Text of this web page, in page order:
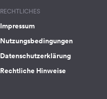
RECHTLICHES
Impressum
Nutzungsbedingungen
Datenschutzerklärung
Rechtliche Hinweise